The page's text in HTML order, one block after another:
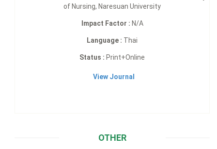
of Nursing, Naresuan University
Impact Factor : N/A
Language : Thai
Status : Print+Online
View Journal
OTHER